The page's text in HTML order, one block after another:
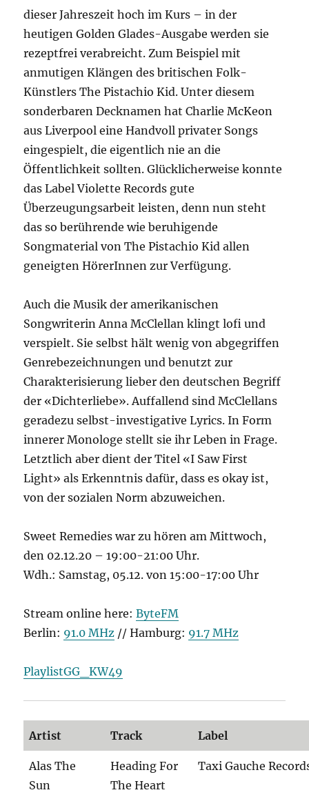
dieser Jahreszeit hoch im Kurs – in der
heutigen Golden Glades-Ausgabe werden sie
rezeptfrei verabreicht. Zum Beispiel mit
anmutigen Klängen des britischen Folk-
Künstlers The Pistachio Kid. Unter diesem
sonderbaren Decknamen hat Charlie McKeon
aus Liverpool eine Handvoll privater Songs
eingespielt, die eigentlich nie an die
Öffentlichkeit sollten. Glücklicherweise konnte
das Label Violette Records gute
Überzeugungsarbeit leisten, denn nun steht
das so berührende wie beruhigende
Songmaterial von The Pistachio Kid allen
geneigten HörerInnen zur Verfügung.
Auch die Musik der amerikanischen
Songwriterin Anna McClellan klingt lofi und
verspielt. Sie selbst hält wenig von abgegriffen
Genrebezeichnungen und benutzt zur
Charakterisierung lieber den deutschen Begriff
der «Dichterliebe». Auffallend sind McClellans
geradezu selbst-investigative Lyrics. In Form
innerer Monologe stellt sie ihr Leben in Frage.
Letztlich aber dient der Titel «I Saw First
Light» als Erkenntnis dafür, dass es okay ist,
von der sozialen Norm abzuweichen.
Sweet Remedies war zu hören am Mittwoch,
den 02.12.20 – 19:00-21:00 Uhr.
Wdh.: Samstag, 05.12. von 15:00-17:00 Uhr
Stream online here:ByteFM
Berlin: 91.0 MHz // Hamburg: 91.7 MHz
PlaylistGG_KW49
Artist Track Label
Alas The
Sun
Heading For
The Heart
Taxi Gauche